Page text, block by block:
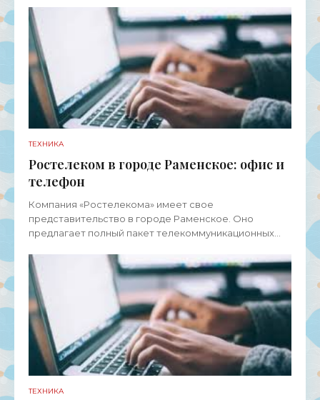
ТЕХНИКА
Ростелеком в городе Раменское: офис и
телефон
Компания «Ростелекома» имеет свое
представительство в городе Раменское. Оно
предлагает полный пакет телекоммуникационных
и малого бизнеса, а также
ТЕХНИКА